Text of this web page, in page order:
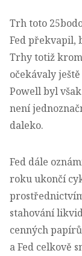
Trh toto
Fed překvapil,
Trhy totiž
očekávaly
Powell byl
není
daleko.
Fed dále
roku ukončí
stahování
cenných
a Fed celkově